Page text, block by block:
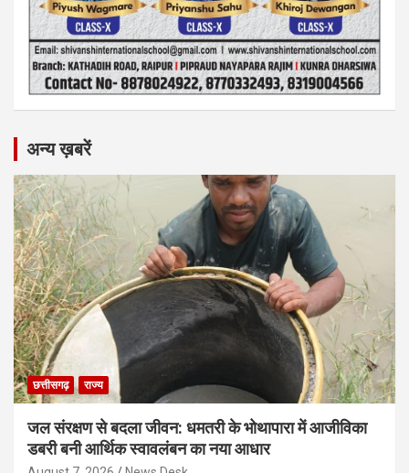
अन्य ख़बरें
छत्तीसगढ़ राज्य
जल संरक्षण से बदला जीवन: धमतरी के भोथापारा में आजीविका
डबरी बनी आर्थिक स्वावलंबन का नया आधार